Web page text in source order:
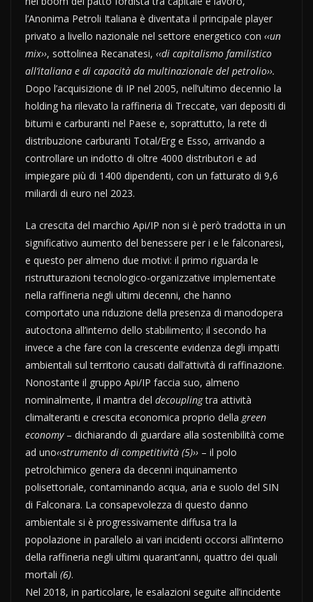
l’Anonima Petroli Italiana è diventata il principale player
privato a livello nazionale nel settore energetico con ‹‹un
mix››, sottolinea Recanatesi, ‹‹di capitalismo familistico
all’italiana e di capacità da multinazionale del petrolio››.
Dopo l’acquisizione di IP nel 2005, nell’ultimo decennio la
holding ha rilevato la raffineria di Treccate, vari depositi di
bitumi e carburanti nel Paese e, soprattutto, la rete di
distribuzione carburanti Total/Erg e Esso, arrivando a
controllare un indotto di oltre 4000 distributori e ad
impiegare più di 1400 dipendenti, con un fatturato di 9,6
miliardi di euro nel 2023.
La crescita del marchio Api/IP non si è però tradotta in un
significativo aumento del benessere per i e le falconaresi,
e questo per almeno due motivi: il primo riguarda le
ristrutturazioni tecnologico-organizzative implementate
nella raffineria negli ultimi decenni, che hanno
comportato una riduzione della presenza di manodopera
autoctona all’interno dello stabilimento; il secondo ha
invece a che fare con la crescente evidenza degli impatti
ambientali sul territorio causati dall’attività di raffinazione.
Nonostante il gruppo Api/IP faccia suo, almeno
nominalmente, il mantra del decouplingtra attività
climalteranti e crescita economica proprio della green
economy– dichiarando di guardare alla sostenibilità come
ad uno‹‹strumento di competitività (5)›› – il polo
petrolchimico genera da decenni inquinamento
polisettoriale, contaminando acqua, aria e suolo del SIN
di Falconara. La consapevolezza di questo danno
ambientale si è progressivamente diffusa tra la
popolazione in parallelo ai vari incidenti occorsi all’interno
della raffineria negli ultimi quarant’anni, quattro dei quali
mortali (6).
Nel 2018, in particolare, le esalazioni seguite all’incidente